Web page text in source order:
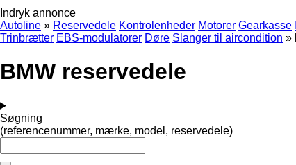
Indryk annonce
Autoline » Reservedele Kontrolenheder Motorer Gearkasse
Trinbrætter EBS-modulatorer Døre Slanger til aircondition »
BMW reservedele
Søgning
(referencenummer, mærke, model, reservedele)